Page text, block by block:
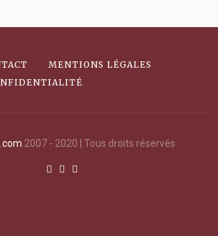
MENTIONS LÉGALES
2007 - 2020 | Tous droits réservés